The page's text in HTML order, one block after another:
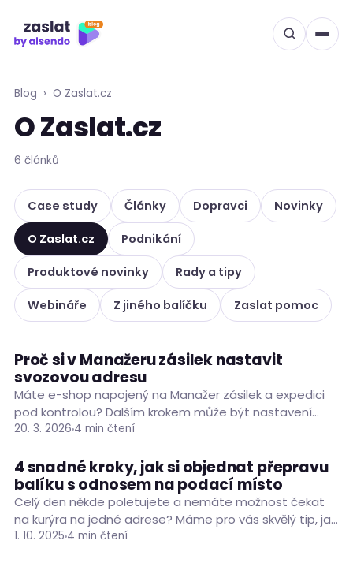
obsah
Blog › O Zaslat.cz
O Zaslat.cz
6 článků
Case study Články Dopravci Novinky
O Zaslat.cz Podnikání
Produktové novinky Rady a tipy
Webináře Z jiného balíčku Zaslat pomoc
O ZASLAT.CZ PODNIKÁNÍ
Proč si v Manažeru zásilek nastavit
svozovou adresu
Máte e-shop napojený na Manažer zásilek a expedici
pod kontrolou? Dalším krokem může být nastavení
svozové adresy, díky které celý proces ještě více
20. 3. 2026 4 min čtení
O ZASLAT.CZ
4 snadné kroky, jak si objednat přepravu
balíku s odnosem na podací místo
Celý den někde poletujete a nemáte možnost čekat
na kurýra na jedné adrese? Máme pro vás skvělý tip, jak
balíček předat dopravci podle vašich…
1. 10. 2025 4 min čtení